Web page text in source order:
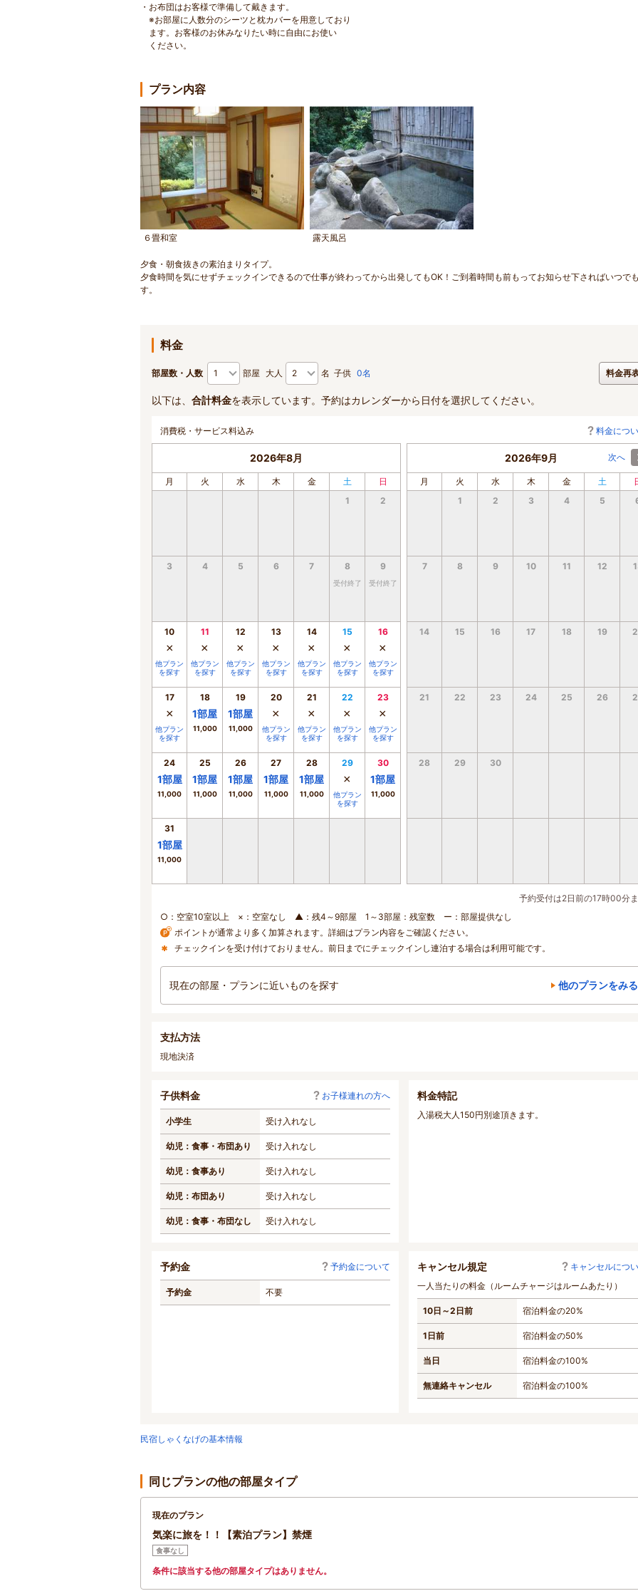
・お布団はお客様で準備して戴きます。
※お部屋に人数分のシーツと枕カバーを用意しており
ます。お客様のお休みなりたい時に自由にお使い
ください。
プラン内容
６畳和室 露天風呂
夕食・朝食抜きの素泊まりタイプ。
夕食時間を気にせずチェックインできるので仕事が終わってから出発してもOK！ご到着時間も前もってお知らせ下さればいつで
す。
料金
部屋数・人数 部屋 大人 名 子供 0名 料金再
以下は、 合計料金を表示しています。予約はカレンダーから日付を選択してください。
消費税・サービス料込み 料金につ
2026年8月
月 火 水 木 金 土
日
1
2
3 4 5 6 7 8
受付終了
9
受付終了
10
×
他プラン
を探す
11
×
他プラン
を探す
12
×
他プラン
を探す
13
×
他プラン
を探す
14
×
他プラン
を探す
15
×
他プラン
を探す
16
×
他プラン
を探す
17
×
他プラン
を探す
18
1部屋
11,000
19
1部屋
11,000
20
×
他プラン
を探す
21
×
他プラン
を探す
22
×
他プラン
を探す
23
×
他プラン
を探す
24
1部屋
11,000
25
1部屋
11,000
26
1部屋
11,000
27
1部屋
11,000
28
1部屋
11,000
29
×
他プラン
を探す
30
1部屋
11,000
31
1部屋
11,000
2026年9月 次へ
月 火 水 木 金 土
1
2 3 4 5
7 8 9 10 11 12
14 15 16 17 18 19
21 22 23 24 25 26
28 29 30
予約受付は2日前の17時00分
○：空室10室以上 ×：空室なし ▲：残4～9部屋 1～3部屋：残室数 ー：部屋提供なし
ポイントが通常より多く加算されます。詳細はプラン内容をご確認ください。
チェックインを受け付けておりません。前日までにチェックインし連泊する場合は利用可能です。
現在の部屋・プランに近いものを探す 他のプランをみる
支払方法
現地決済
子供料金 お子様連れの方へ
小学生 受け入れなし
幼児：食事・布団あり 受け入れなし
幼児：食事あり 受け入れなし
幼児：布団あり 受け入れなし
幼児：食事・布団なし 受け入れなし
料金特記
入湯税大人150円別途頂きます。
予約金 予約金について
予約金 不要
キャンセル規定
キャンセルにつ
一人当たりの料金（ルームチャージはルームあたり）
10日～2日前 宿泊料金の20%
1日前 宿泊料金の50%
当日 宿泊料金の100%
無連絡キャンセル 宿泊料金の100%
民宿しゃくなげの基本情報
同じプランの他の部屋タイプ
現在のプラン
気楽に旅を！！【素泊プラン】禁煙
食事なし
条件に該当する他の部屋タイプはありません。